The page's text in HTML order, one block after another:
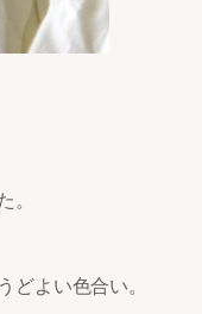
。
どよい色合い。